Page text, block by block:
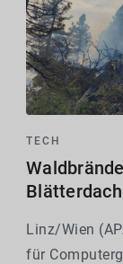
TECH
Linz/Wien
für